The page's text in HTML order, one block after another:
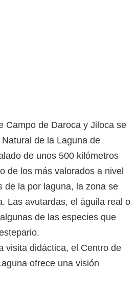
Campo de Daroca y Jiloca se
de la Laguna de
de unos 500 kilómetros
de los más valorados a nivel
de la por laguna, la zona se
Las avutardas, el águila real o
de las especies que
visita didáctica, el Centro de
ofrece una visión